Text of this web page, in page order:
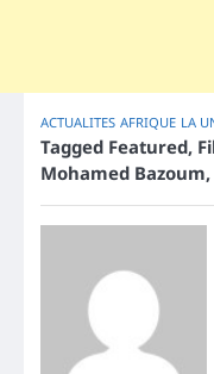
ACTUALITES AFRIQUE LA
Tagged Featured,
Mohamed Bazoum,